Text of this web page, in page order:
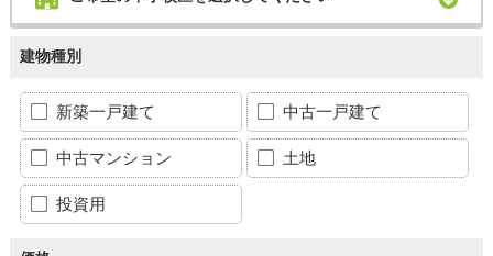
建物種別
新築一戸建て 中古一戸建て
中古マンション 土地
投資用